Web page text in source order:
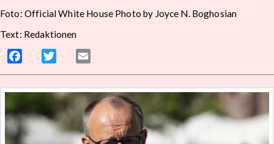
Foto: Official White House Photo by Joyce N. Boghosian
Text: Redaktionen
Facebook Twitter